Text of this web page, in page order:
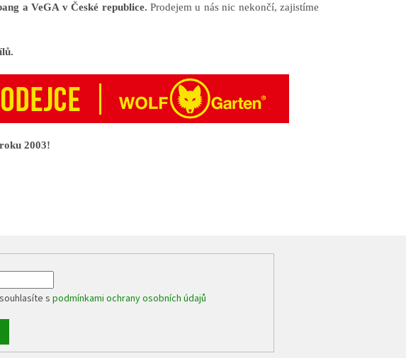
a VeGA v České republice. Prodejem u nás nic nekončí, zajistíme
2003!
spodmínkami ochrany osobních údajů